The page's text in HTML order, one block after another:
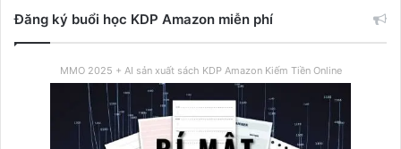
ứ
b
Đăng ký buổi học KDP Amazon miễn phí
MMO 2025 + AI sản xuất sách KDP Amazon Kiếm Tiền Online